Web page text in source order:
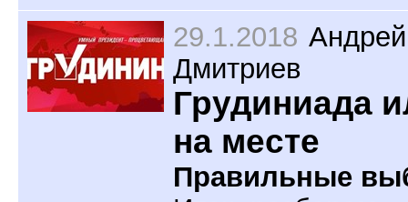
29.1.2018 Андрей
Дмитриев
Грудиниада
на месте
Правильные